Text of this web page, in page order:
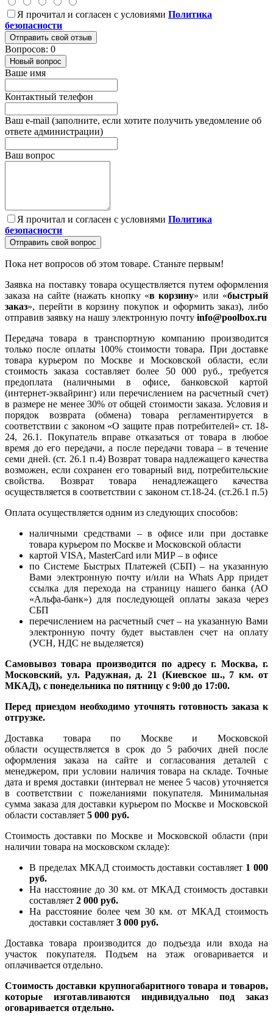
Я прочитал и согласен с условиями Политика
безопасности
Отправить свой отзыв
Вопросов: 0
Новый вопрос
Ваше имя
Контактный телефон
Ваш e-mail (заполните, если хотите получить уведомление об
ответе администрации)
Ваш вопрос
Я прочитал и согласен с условиями Политика
безопасности
Отправить свой вопрос
Пока нет вопросов об этом товаре. Станьте первым!
Заявка на поставку товара осуществляется путем оформления
заказа на сайте (нажать кнопку «в корзину» или «быстрый
заказ», перейти в корзину покупок и оформить заказ), либо
отправив заявку на нашу электронную почту info@poolbox.ru
Передача товара в транспортную компанию производится
только после оплаты 100% стоимости товара. При доставке
товара курьером по Москве и Московской области, если
стоимость заказа составляет более 50 000 руб., требуется
предоплата (наличными в офисе, банковской картой
(интернет-эквайринг) или перечислением на расчетный счет)
в размере не менее 30% от общей стоимости заказа. Условия и
порядок возврата (обмена) товара регламентируется в
соответствии с законом «О защите прав потребителей» ст. 18-
24, 26.1. Покупатель вправе отказаться от товара в любое
время до его передачи, а после передачи товара – в течение
семи дней. (ст. 26.1 п.4) Возврат товара надлежащего качества
возможен, если сохранен его товарный вид, потребительские
свойства. Возврат товара ненадлежащего качества
осуществляется в соответствии с законом ст.18-24. (ст.26.1 п.5)
Оплата осуществляется одним из следующих способов:
наличными средствами – в офисе или при доставке
товара курьером по Москве и Московской области
картой VISA, MasterCard или МИР – в офисе
по Системе Быстрых Платежей (СБП) – на указанную
Вами электронную почту и/или на Whats App придет
ссылка для перехода на страницу нашего банка (АО
«Альфа-банк») для последующей оплаты заказа через
СБП
перечислением на расчетный счет – на указанную Вами
электронную почту будет выставлен счет на оплату
(УСН, НДС не выделяется)
Самовывоз товара производится по адресу г. Москва, г.
Московский, ул. Радужная, д. 21 (Киевское ш., 7 км. от
МКАД), с понедельника по пятницу с 9:00 до 17:00.
Перед приездом необходимо уточнять готовность заказа к
отгрузке.
Доставка товара по Москве и Московской
области осуществляется в срок до 5 рабочих дней после
оформления заказа на сайте и согласования деталей с
менеджером, при условии наличия товара на складе. Точные
дата и время доставки (интервал не менее 5 часов) уточняется
в соответствии с пожеланиями покупателя. Минимальная
сумма заказа для доставки курьером по Москве и Московской
области составляет 5 000 руб.
Стоимость доставки по Москве и Московской области (при
наличии товара на московском складе):
В пределах МКАД стоимость доставки составляет 1 000
руб.
На насcтояние до 30 км. от МКАД стоимость доставки
составляет 2 000 руб.
На расстояние более чем 30 км. от МКАД стоимость
доставки составляет 3 000 руб.
Доставка товара производится до подъезда или входа на
участок покупателя. Подъем на этаж оговаривается и
оплачивается отдельно.
Стоимость доставки крупногабаритного товара и товаров,
которые изготавливаются индивидуально под заказ
оговаривается отдельно.